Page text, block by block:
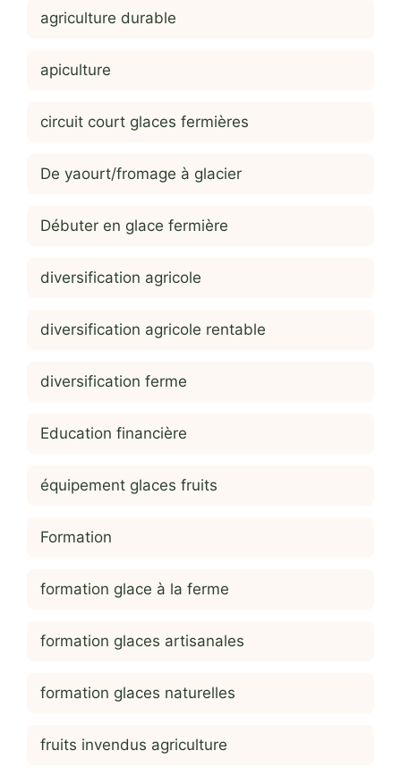
agriculture durable
apiculture
circuit court glaces fermières
De yaourt/fromage à glacier
Débuter en glace fermière
diversification agricole
diversification agricole rentable
diversification ferme
Education financière
équipement glaces fruits
Formation
formation glace à la ferme
formation glaces artisanales
formation glaces naturelles
fruits invendus agriculture